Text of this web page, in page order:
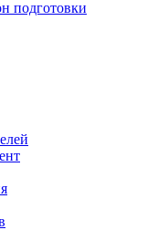
подготовки